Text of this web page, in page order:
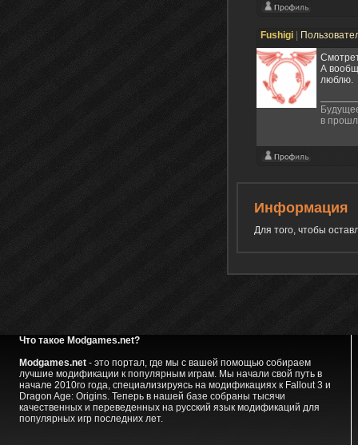
Fushigi
А
люблю.
в
Информация
Для того, чтобы
Что такое Modgames.net?
Modgames.net- это портал, где мы с вашей помощью собираем
лучшие модификации к популярным играм. Мы начали свой путь в
начале 2010го года, специализируясь на модификациях к Fallout 3 и
Dragon Age: Origins. Теперь в нашей базе собраны тысячи
качественных и переведенных на русский язык модификаций для
популярных игр последних лет.